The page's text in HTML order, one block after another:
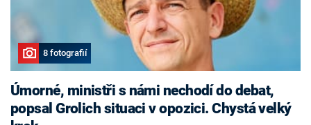
8 fotografií
Úmorné, ministři s námi nechodí do debat,
popsal Grolich situaci v opozici. Chystá velký